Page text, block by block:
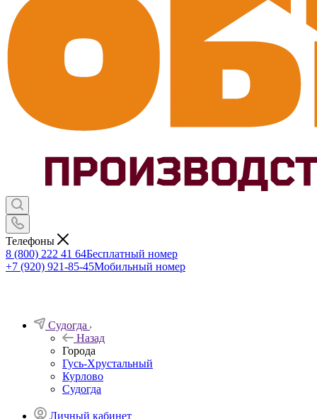
Телефоны
8 (800) 222 41 64Бесплатный номер
+7 (920) 921-85-45Мобильный номер
Судогда
Назад
Города
Гусь-Хрустальный
Курлово
Судогда
Личный кабинет